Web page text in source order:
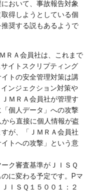
おいて、事故報告対象
得しようとしている個
奨する説もあるようで
ＲＡ会員社は、これまで
イトスクリプティング
トの安全管理対策は講
ンジェクション対策や
ＭＲＡ会員社が管理す
個人データ」への攻撃
ら直接に個人情報が盗
が、「ＪＭＲＡ会員社
トへの攻撃」という意
ク審査基準がＪＩＳＱ
に変わる予定です。Pマ
ＩＳＱ１５００１：２